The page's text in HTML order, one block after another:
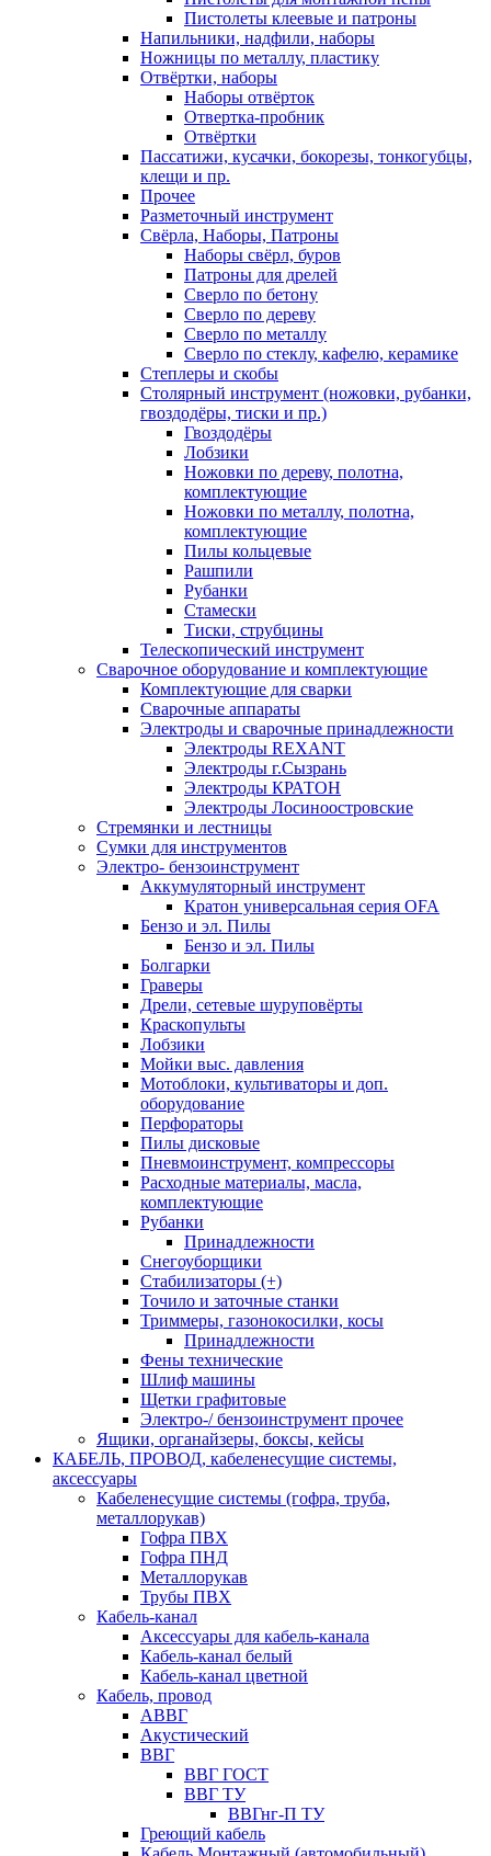
Пистолеты клеевые и патроны
Напильники, надфили, наборы
Ножницы по металлу, пластику
Отвёртки, наборы
Наборы отвёрток
Отвертка-пробник
Отвёртки
Пассатижи, кусачки, бокорезы, тонкогубцы,
клещи и пр.
Прочее
Разметочный инструмент
Свёрла, Наборы, Патроны
Наборы свёрл, буров
Патроны для дрелей
Сверло по бетону
Сверло по дереву
Сверло по металлу
Сверло по стеклу, кафелю, керамике
Степлеры и скобы
Столярный инструмент (ножовки, рубанки,
гвоздодёры, тиски и пр.)
Гвоздодёры
Лобзики
Ножовки по дереву, полотна,
комплектующие
Ножовки по металлу, полотна,
комплектующие
Пилы кольцевые
Рашпили
Рубанки
Стамески
Тиски, струбцины
Телескопический инструмент
Сварочное оборудование и комплектующие
Комплектующие для сварки
Сварочные аппараты
Электроды и сварочные принадлежности
Электроды REXANT
Электроды г.Сызрань
Электроды КРАТОН
Электроды Лосиноостровские
Стремянки и лестницы
Сумки для инструментов
Электро- бензоинструмент
Аккумуляторный инструмент
Кратон универсальная серия OFA
Бензо и эл. Пилы
Бензо и эл. Пилы
Болгарки
Граверы
Дрели, сетевые шуруповёрты
Краскопульты
Лобзики
Мойки выс. давления
Мотоблоки, культиваторы и доп.
оборудование
Перфораторы
Пилы дисковые
Пневмоинструмент, компрессоры
Расходные материалы, масла,
комплектующие
Рубанки
Принадлежности
Снегоуборщики
Стабилизаторы (+)
Точило и заточные станки
Триммеры, газонокосилки, косы
Принадлежности
Фены технические
Шлиф машины
Щетки графитовые
Электро-/ бензоинструмент прочее
Ящики, органайзеры, боксы, кейсы
КАБЕЛЬ, ПРОВОД, кабеленесущие системы,
аксессуары
Кабеленесущие системы (гофра, труба,
металлорукав)
Гофра ПВХ
Гофра ПНД
Металлорукав
Трубы ПВХ
Кабель-канал
Аксессуары для кабель-канала
Кабель-канал белый
Кабель-канал цветной
Кабель, провод
АВВГ
Акустический
ВВГ
ВВГ ГОСТ
ВВГ ТУ
ВВГнг-П ТУ
Греющий кабель